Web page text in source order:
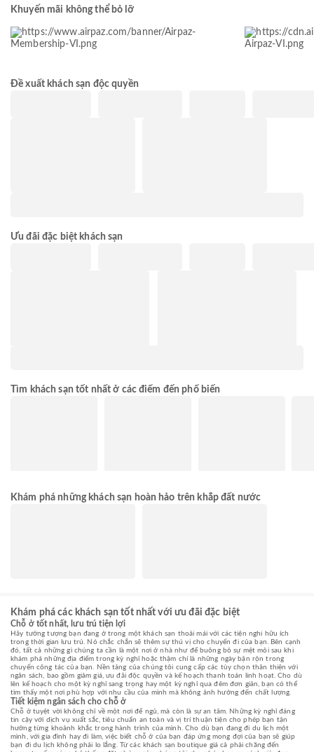
Khuyến mãi không thể bỏ lỡ
Đề xuất khách sạn độc quyền
Ưu đãi đặc biệt khách sạn
Tìm khách sạn tốt nhất ở các điểm đến phổ biến
Khám phá những khách sạn hoàn hảo trên khắp đất nước
Khám phá các khách sạn tốt nhất với ưu đãi đặc biệt
Chỗ ở tốt nhất, lưu trú tiện lợi
Hãy tưởng tượng bạn đang ở trong một khách sạn thoải mái với các tiện nghi hữu ích
trong thời gian lưu trú. Nó chắc chắn sẽ thêm sự thú vị cho chuyến đi của bạn. Bên cạnh
đó, tất cả những gì chúng ta cần là một nơi ở nhà như để buông bỏ sự mệt mỏi sau khi
khám phá những địa điểm trong kỳ nghỉ hoặc thậm chí là những ngày bận rộn trong
chuyến công tác của bạn. Nền tảng của chúng tôi cung cấp các tùy chọn thân thiện với
ngân sách, bao gồm giảm giá, ưu đãi độc quyền và kế hoạch thanh toán linh hoạt. Cho dù
lên kế hoạch cho một kỳ nghỉ sang trọng hay một kỳ nghỉ qua đêm đơn giản, bạn có thể
tìm thấy một nơi phù hợp với nhu cầu của mình mà không ảnh hưởng đến chất lượng.
Tiết kiệm ngân sách cho chỗ ở
Chỗ ở tuyệt vời không chỉ về một nơi để ngủ, mà còn là sự an tâm. Những kỳ nghỉ đáng
tin cậy với dịch vụ xuất sắc, tiêu chuẩn an toàn và vị trí thuận tiện cho phép bạn tận
hưởng từng khoảnh khắc trong hành trình của mình. Cho dù bạn đang đi du lịch một
mình, với gia đình hay đi làm, việc biết chỗ ở của bạn đáp ứng mong đợi của bạn sẽ giúp
bạn đi du lịch không phải lo lắng. Từ các khách sạn boutique giá cả phải chăng đến